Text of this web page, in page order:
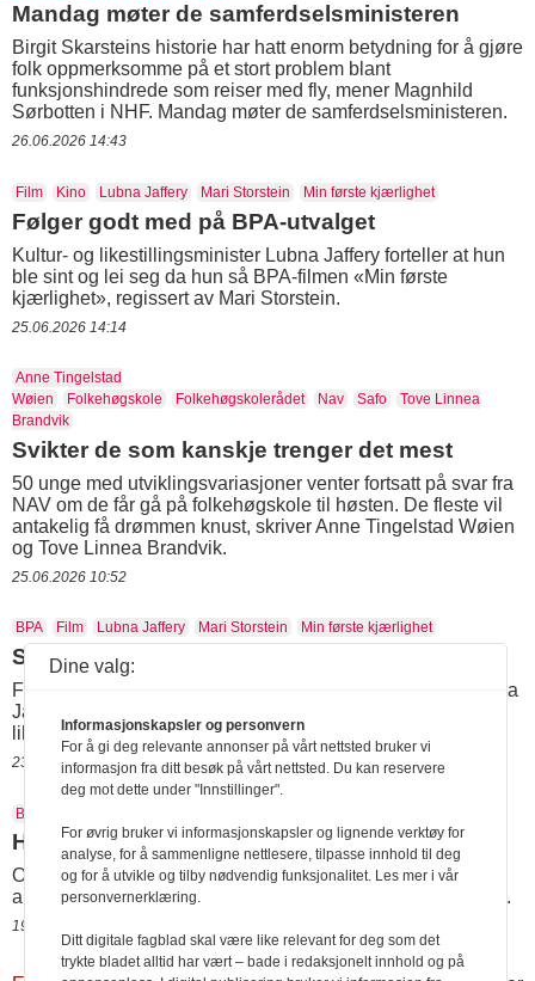
Mandag møter de samferdselsministeren
Birgit Skarsteins historie har hatt enorm betydning for å gjøre
folk oppmerksomme på et stort problem blant
funksjonshindrede som reiser med fly, mener Magnhild
Sørbotten i NHF. Mandag møter de samferdselsministeren.
26.06.2026 14:43
Film Kino Lubna Jaffery Mari Storstein Min første kjærlighet
Følger godt med på BPA-utvalget
Kultur- og likestillingsminister Lubna Jaffery forteller at hun
ble sint og lei seg da hun så BPA-filmen «Min første
kjærlighet», regissert av Mari Storstein.
25.06.2026 14:14
Anne Tingelstad
Wøien
Folkehøgskole Folkehøgskolerådet Nav Safo
Tove Linnea
Brandvik
Svikter de som kanskje trenger det mest
50 unge med utviklingsvariasjoner venter fortsatt på svar fra
NAV om de får gå på folkehøgskole til høsten. De fleste vil
antakelig få drømmen knust, skriver Anne Tingelstad Wøien
og Tove Linnea Brandvik.
25.06.2026 10:52
BPA Film Lubna Jaffery Mari Storstein Min første kjærlighet
Skal snakke om BPA-filmen
Filmregissør Mari Storstein møter likestillingsminister Lubna
Jaffery til samtale i kinosalen om funksjonshindredes
likestilling.
23.06.2026 11:23
Birgit Skarstein
Hengt ut av SAS
Over høyttaleren ved gaten på Gardermoen skal en SAS-
ansatt ha gitt Birgit Skarstein skylda for at flyet var forsinket.
19.06.2026 15:20
Dine valg:
Informasjonskapsler og personvern
For å gi deg relevante annonser på vårt nettsted bruker vi
informasjon fra ditt besøk på vårt nettsted. Du kan reservere
deg mot dette under "Innstillinger".
For øvrig bruker vi informasjonskapsler og lignende verktøy for
analyse, for å sammenligne nettlesere, tilpasse innhold til deg
og for å utvikle og tilby nødvendig funksjonalitet. Les mer i vår
personvernerklæring.
Ditt digitale fagblad skal være like relevant for deg som det
trykte bladet alltid har vært – bade i redaksjonelt innhold og på